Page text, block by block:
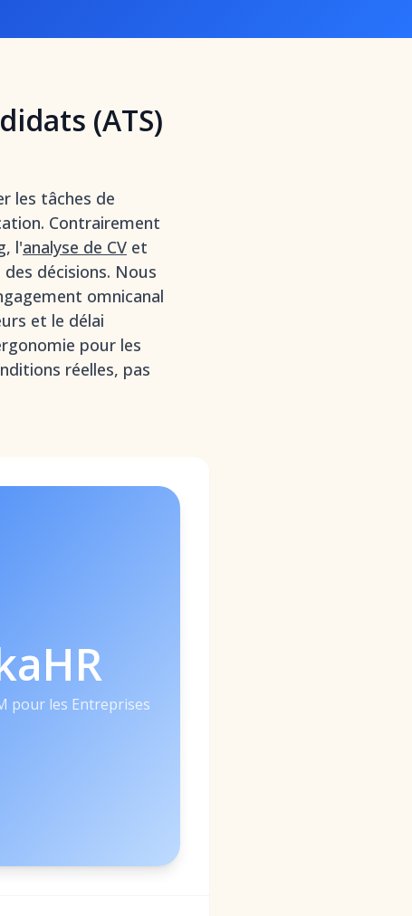
(ATS)
les tâches de
Contrairement
l'analyse de CV et
décisions. Nous
omnicanal
et le délai
pour les
réelles, pas
pour les Entreprises